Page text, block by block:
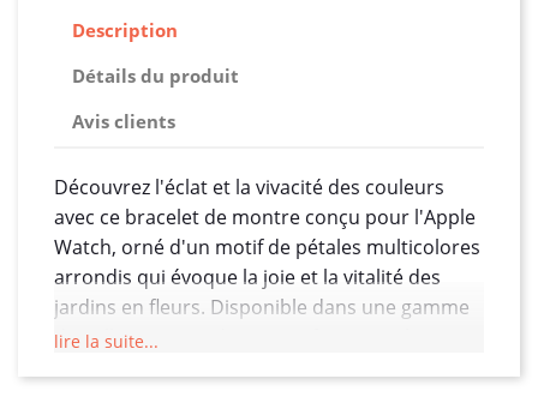
Description
Détails du produit
Avis clients
Découvrez l'éclat et la vivacité des couleurs
avec ce bracelet de montre conçu pour l'Apple
Watch, orné d'un motif de pétales multicolores
arrondis qui évoque la joie et la vitalité des
jardins en fleurs. Disponible dans une gamme
de tailles pour s'adapter parfaitement à votre
lire la suite...